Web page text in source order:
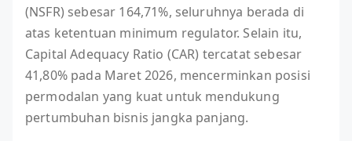
(NSFR) sebesar 164,71%, seluruhnya berada di
atas ketentuan minimum regulator. Selain itu,
Capital Adequacy Ratio (CAR) tercatat sebesar
41,80% pada Maret 2026, mencerminkan posisi
permodalan yang kuat untuk mendukung
pertumbuhan bisnis jangka panjang.